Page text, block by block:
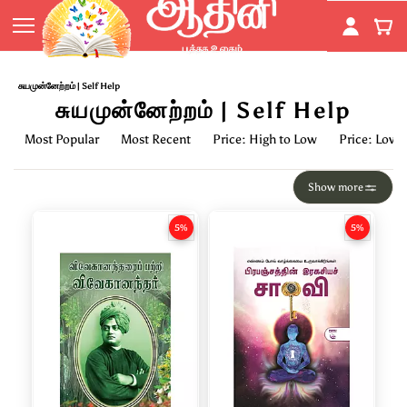
main
content
சுயமுன்னேற்றம் | Self Help
சுயமுன்னேற்றம் | Self Help
Most Popular Most Recent Price: High to Low Price: Low
Show more
5% 5%